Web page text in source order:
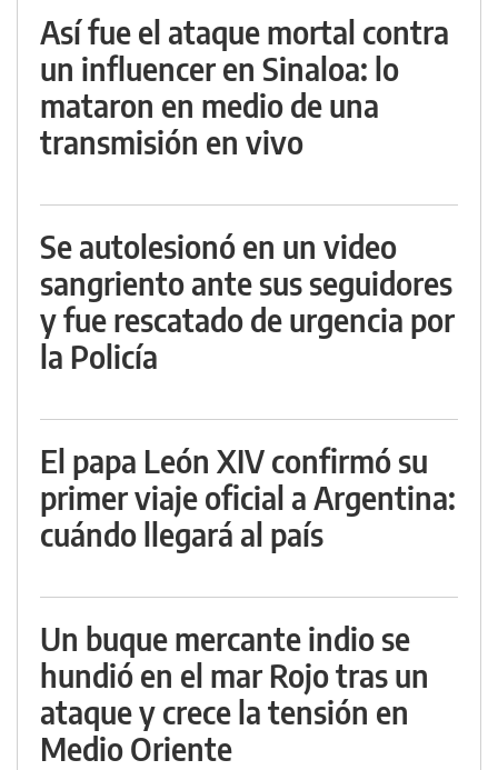
Así fue el ataque mortal contra
un influencer en Sinaloa: lo
mataron en medio de una
transmisión en vivo
Se autolesionó en un video
sangriento ante sus seguidores
y fue rescatado de urgencia por
la Policía
El papa León XIV confirmó su
primer viaje oficial a Argentina:
cuándo llegará al país
Un buque mercante indio se
hundió en el mar Rojo tras un
ataque y crece la tensión en
Medio Oriente